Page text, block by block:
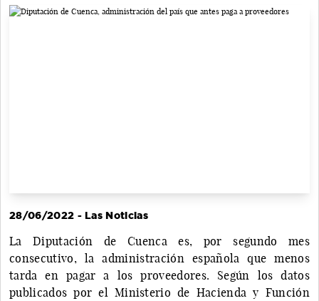
28/06/2022 - Las Noticias
La Diputación de Cuenca es, por segundo mes
consecutivo, la administración española que menos
tarda en pagar a los proveedores. Según los datos
publicados por el Ministerio de Hacienda y Función